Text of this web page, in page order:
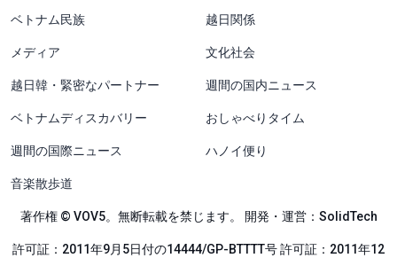
ベトナム民族 越日関係
メディア 文化社会
越日韓・緊密なパートナー 週間の国内ニュース
ベトナムディスカバリー おしゃべりタイム
週間の国際ニュース ハノイ便り
音楽散歩道
著作権 © VOV5。無断転載を禁じます。 開発・運営：SolidTech
許可証：2011年9月5日付の14444/GP-BTTTT号 許可証：2011年12